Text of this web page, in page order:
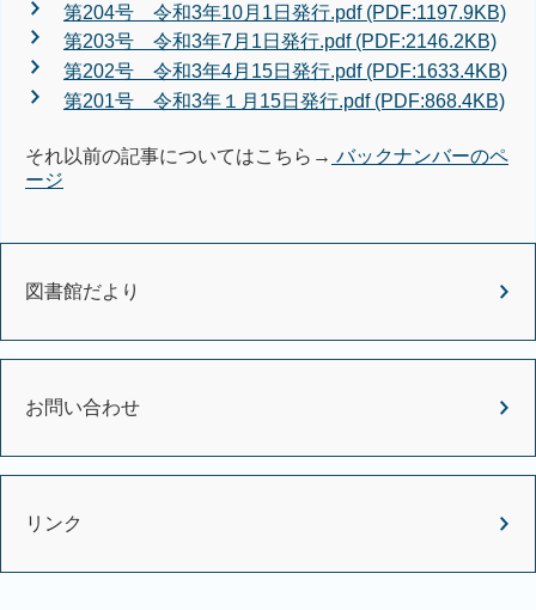
第204号 令和3年10月1日発行.pdf (PDF:1197.9KB)
第203号 令和3年7月1日発行.pdf (PDF:2146.2KB)
第202号 令和3年4月15日発行.pdf (PDF:1633.4KB)
第201号 令和3年１月15日発行.pdf (PDF:868.4KB)
それ以前の記事についてはこちら→ バックナンバーのペ
ージ
図書館だより
お問い合わせ
リンク